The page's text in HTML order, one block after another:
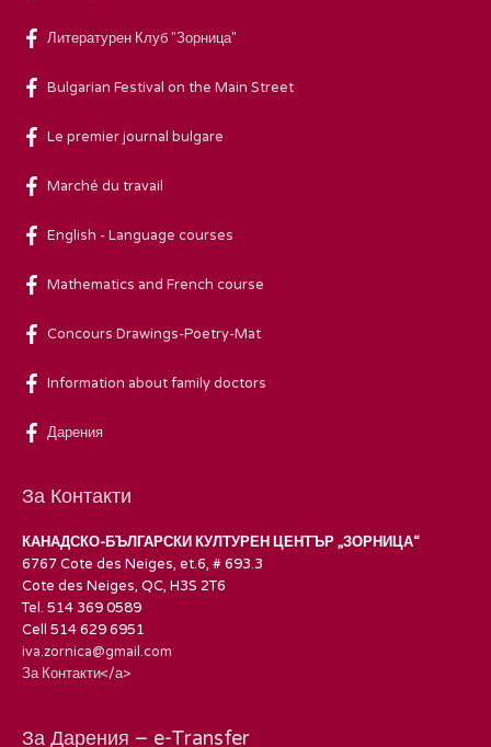
Литературен Клуб "Зорница"
Bulgarian Festival on the Main Street
Le premier journal bulgare
Marché du travail
English - Language courses
Mathematics and French course
Concours Drawings-Poetry-Mat
Information about family doctors
Дарения
За Контакти
КАНАДСКО-БЪЛГАРСКИ КУЛТУРЕН ЦЕНТЪР „ЗОРНИЦА“
6767 Cote des Neiges, et.6, # 693.3
Cote des Neiges, QC, H3S 2T6
Tel. 514 369 0589
Cell 514 629 6951
iva.zornica@gmail.com
За Контакти</а>
За Дарения – e-Transfer